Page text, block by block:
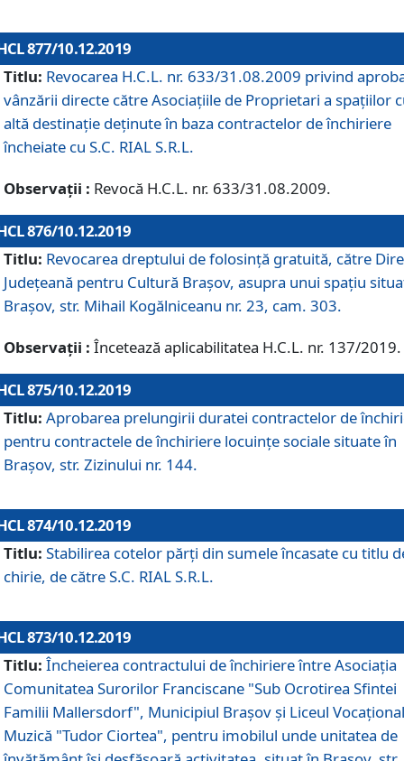
877/10.12.2019
Titlu: Revocarea H.C.L. nr. 633/31.08.2009 privind
vânzării directe către Asociațiile de Proprietari a spațiilor
altă destinație deținute în baza contractelor de închiriere
încheiate cu S.C. RIAL S.R.L.
Observații : Revocă H.C.L. nr. 633/31.08.2009.
876/10.12.2019
Titlu: Revocarea dreptului de folosinţă gratuită, către
Judeţeană pentru Cultură Braşov, asupra unui spaţiu
Braşov, str. Mihail Kogălniceanu nr. 23, cam. 303.
Observații : Încetează aplicabilitatea H.C.L. nr. 137/2019.
875/10.12.2019
Titlu: Aprobarea prelungirii duratei contractelor de
pentru contractele de închiriere locuinţe sociale situate în
Braşov, str. Zizinului nr. 144.
874/10.12.2019
Titlu: Stabilirea cotelor părți din sumele încasate cu titlu
chirie, de către S.C. RIAL S.R.L.
873/10.12.2019
Titlu: Încheierea contractului de închiriere între Asociația
Comunitatea Surorilor Franciscane "Sub Ocrotirea Sfintei
Familii Mallersdorf", Municipiul Braşov şi Liceul
Muzică "Tudor Ciortea", pentru imobilul unde unitatea de